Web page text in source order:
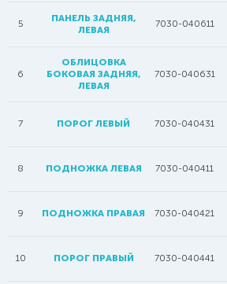
5
ПАНЕЛЬ ЗАДНЯЯ,
ЛЕВАЯ
7030-040611
6
ОБЛИЦОВКА
БОКОВАЯ ЗАДНЯЯ,
ЛЕВАЯ
7030-040631
7 ПОРОГ ЛЕВЫЙ 7030-040431
8 ПОДНОЖКА ЛЕВАЯ 7030-040411
9 ПОДНОЖКА ПРАВАЯ 7030-040421
10 ПОРОГ ПРАВЫЙ 7030-040441